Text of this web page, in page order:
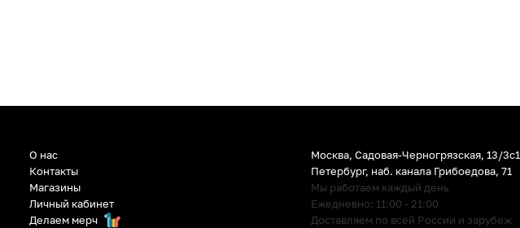
О нас
Контакты
Магазины
Личный кабинет
Делаем мерч
Москва, Садовая-Черногрязская, 13/3c1
Петербург, наб. канала Грибоедова, 71
Мы работаем каждый день
Ежедневно: 11:00 - 21:00
Доставляем по всей России и зарубеж